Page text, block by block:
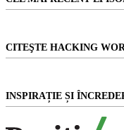
CITEŞTE HACKING
INSPIRAȚIE ȘI